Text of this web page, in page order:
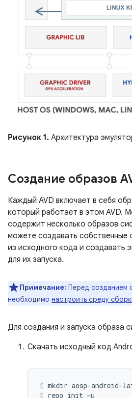
Рисунок 1. Архитектура
Создание образов
Каждый AVD включает в себя
который работает в этом AVD.
содержит несколько образов
можете создавать собственные
из исходного кода и создавать
для их запуска.
Примечание: Перед созданием
необходимо настроить среду
Для создания и запуска образа
Скачать исходный код
mkdir aosp-android-
repo init -u